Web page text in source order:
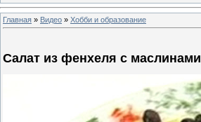
Главная » Видео » Хобби и образование
Салат из фенхеля с маслинами